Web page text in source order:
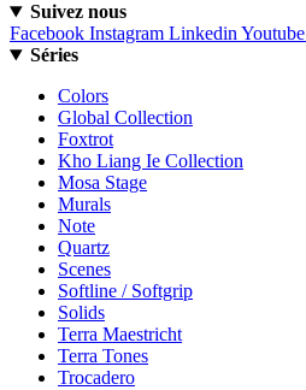
Suivez nous
Facebook Instagram Linkedin Youtube
Séries
Colors
Global Collection
Foxtrot
Kho Liang Ie Collection
Mosa Stage
Murals
Note
Quartz
Scenes
Softline / Softgrip
Solids
Terra Maestricht
Terra Tones
Trocadero